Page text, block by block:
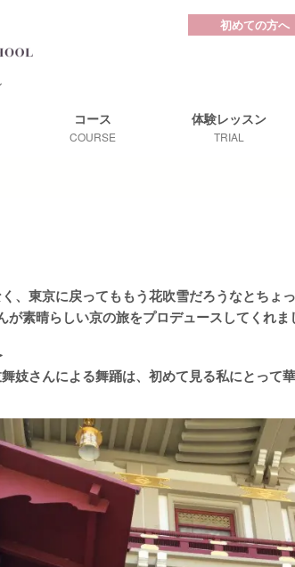
初めての方へ
コース
COURSE
体験レッスン
TRIAL
、東京に戻ってももう花吹雪だろうなとちょ
が素晴らしい京の旅をプロデュースしてくれま
妓さんによる舞踊は、初めて見る私にとって